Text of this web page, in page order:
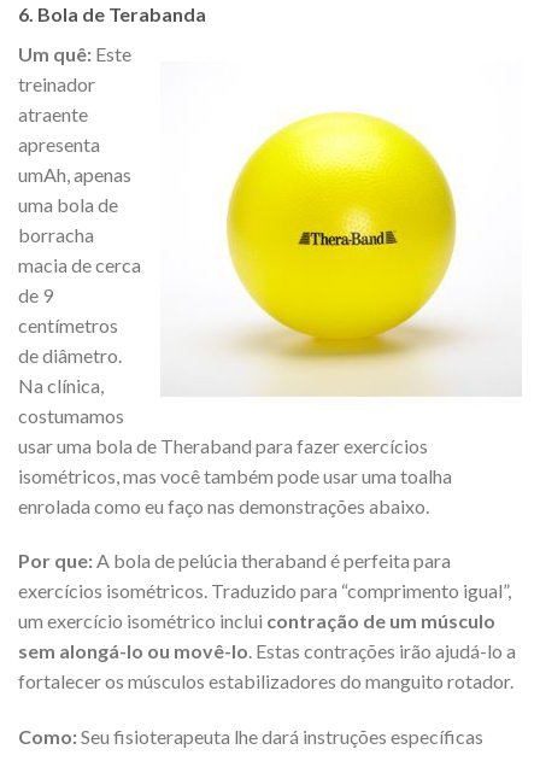
6. Bola de Terabanda
Um quê: Este
treinador
atraente
apresenta
umAh, apenas
uma bola de
borracha
macia de cerca
de 9
centímetros
de diâmetro.
Na clínica,
costumamos
usar uma bola de Theraband para fazer exercícios
isométricos, mas você também pode usar uma toalha
enrolada como eu faço nas demonstrações abaixo.
Por que:A bola de pelúcia theraband é perfeita para
exercícios isométricos. Traduzido para “comprimento igual”,
um exercício isométrico inclui contração de um músculo
sem alongá-lo ou movê-lo. Estas contrações irão ajudá-lo a
fortalecer os músculos estabilizadores do manguito rotador.
Como:Seu fisioterapeuta lhe dará instruções específicas